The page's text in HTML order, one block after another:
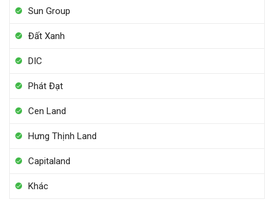
Sun Group
Đất Xanh
DIC
Phát Đạt
Cen Land
Hưng Thịnh Land
Capitaland
Khác